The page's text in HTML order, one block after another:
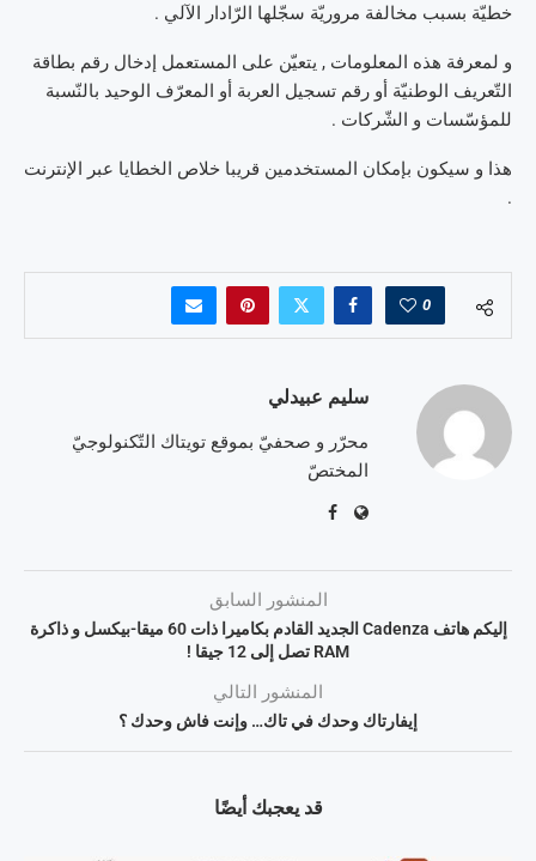
خطيّة بسبب مخالفة مروريّة سجّلها الرّادار الآلي .
و لمعرفة هذه المعلومات , يتعيّن على المستعمل إدخال رقم بطاقة
التّعريف الوطنيّة أو رقم تسجيل العربة أو المعرّف الوحيد بالنّسبة
للمؤسّسات و الشّركات .
هذا و سيكون بإمكان المستخدمين قريبا خلاص الخطايا عبر الإنترنت
.
0
سليم عبيدلي
محرّر و صحفيّ بموقع تويتاك التّكنولوجيّ
المختصّ
المنشور السابق
إليكم هاتف Cadenza الجديد القادم بكاميرا ذات 60 ميقا-بيكسل و ذاكرة
RAM تصل إلى 12 جيقا !
المنشور التالي
إيفارتاك وحدك في تاك… وإنت فاش وحدك ؟
قد يعجبك أيضًا